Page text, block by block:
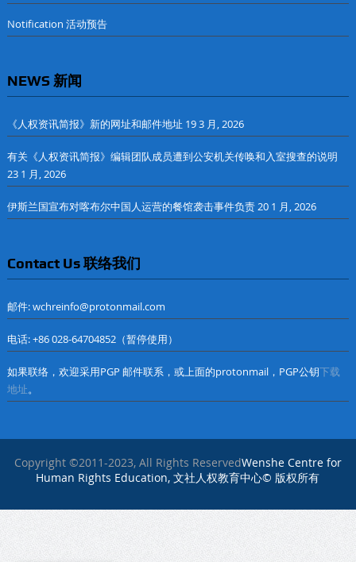
Notification 活动预告
NEWS 新闻
《人权资讯简报》新的网址和邮件地址 19 3 月, 2026
有关《人权资讯简报》编辑团队成员遭到公安机关传唤和入室搜查的说明
23 1 月, 2026
伊斯兰国宣布对喀布尔中国人运营的餐馆袭击事件负责20 1 月, 2026
Contact Us 联络我们
邮件: wchreinfo@protonmail.com
电话: +86 028-64704852（暂停使用）
如果联络，欢迎采用PGP 邮件联系，或上面的protonmail，PGP公钥下载
地址。
Copyright ©2011-2023, All Rights ReservedWenshe Centre for
Human Rights Education, 文社人权教育中心© 版权所有